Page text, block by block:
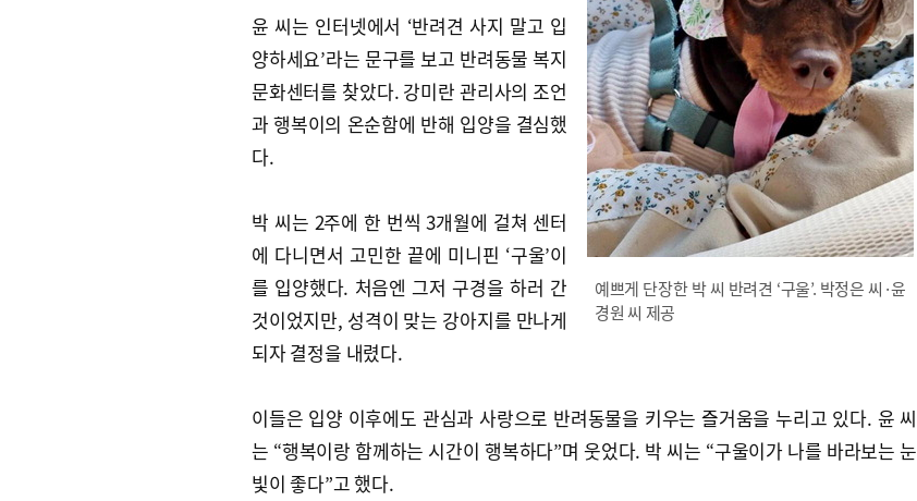
예쁘게 단장한 박 씨 반려견 ‘구울’. 박정은 씨·윤
경원 씨 제공
윤 씨는 인터넷에서 ‘반려견 사지 말고 입
양하세요’라는 문구를 보고 반려동물 복지
문화센터를 찾았다. 강미란 관리사의 조언
과 행복이의 온순함에 반해 입양을 결심했
다.
박 씨는 2주에 한 번씩 3개월에 걸쳐 센터
에 다니면서 고민한 끝에 미니핀 ‘구울’이
를 입양했다. 처음엔 그저 구경을 하러 간
것이었지만, 성격이 맞는 강아지를 만나게
되자 결정을 내렸다.
이들은 입양 이후에도 관심과 사랑으로 반려동물을 키우는 즐거움을 누리고 있다. 윤 씨
는 “행복이랑 함께하는 시간이 행복하다”며 웃었다. 박 씨는 “구울이가 나를 바라보는 눈
빛이 좋다”고 했다.